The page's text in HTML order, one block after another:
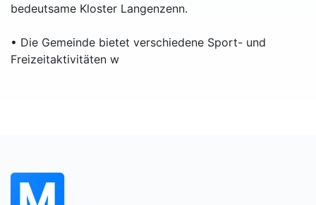
bedeutsame Kloster Langenzenn.
• Die Gemeinde bietet verschiedene Sport- und
Freizeitaktivitäten w